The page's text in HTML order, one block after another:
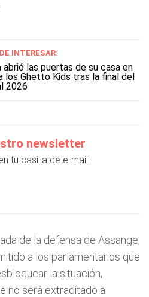
INTERESAR:
abrió las puertas de su casa en
los Ghetto Kids tras la final del
2026
newsletter
tu casilla de e-mail.
de la defensa de Assange,
a los parlamentarios que
la situación,
no será extraditado a